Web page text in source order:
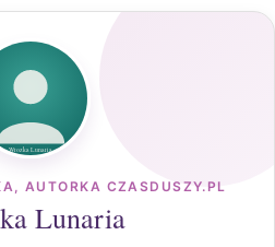
AUTORKA CZASDUSZY.PL
Lunaria